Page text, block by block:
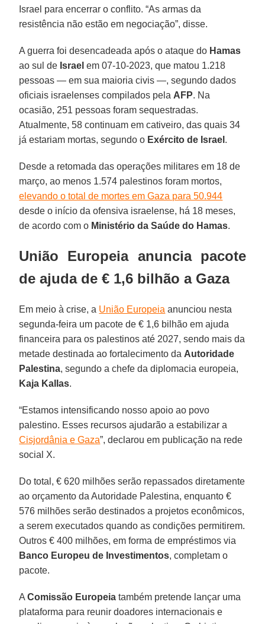
Israel para encerrar o conflito. “As armas da
resistência não estão em negociação”, disse.
A guerra foi desencadeada após o ataque do Hamas
ao sul de Israel em 07-10-2023, que matou 1.218
pessoas — em sua maioria civis —, segundo dados
oficiais israelenses compilados pela AFP. Na
ocasião, 251 pessoas foram sequestradas.
Atualmente, 58 continuam em cativeiro, das quais 34
já estariam mortas, segundo o Exército de Israel .
Desde a retomada das operações militares em 18 de
março, ao menos 1.574 palestinos foram mortos,
elevando o total de mortes em Gaza para 50.944
desde o início da ofensiva israelense, há 18 meses,
de acordo com o Ministério da Saúde do Hamas.
União Europeia anuncia pacote
de ajuda de € 1,6 bilhão a Gaza
Em meio à crise, a União Europeia anunciou nesta
segunda-feira um pacote de € 1,6 bilhão em ajuda
financeira para os palestinos até 2027, sendo mais da
metade destinada ao fortalecimento da Autoridade
Palestina, segundo a chefe da diplomacia europeia,
Kaja Kallas.
“Estamos intensificando nosso apoio ao povo
palestino. Esses recursos ajudarão a estabilizar a
Cisjordânia e Gaza”, declarou em publicação na rede
social X.
Do total, € 620 milhões serão repassados diretamente
ao orçamento da Autoridade Palestina, enquanto €
576 milhões serão destinados a projetos econômicos,
a serem executados quando as condições permitirem.
Outros € 400 milhões, em forma de empréstimos via
Banco Europeu de Investimentos, completam o
pacote.
AComissão Europeia também pretende lançar uma
plataforma para reunir doadores internacionais e